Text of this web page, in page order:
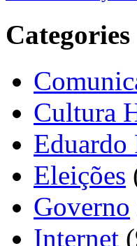
Categories
Cultura
Eduardo
Eleições
Governo
Internet